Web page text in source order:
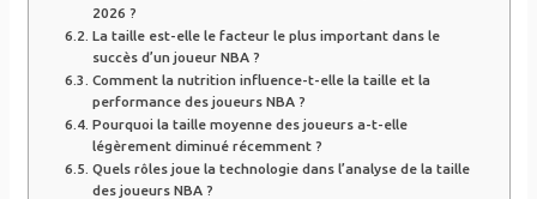
2026 ?
La taille est-elle le facteur le plus important dans le
succès d’un joueur NBA ?
Comment la nutrition influence-t-elle la taille et la
performance des joueurs NBA ?
Pourquoi la taille moyenne des joueurs a-t-elle
légèrement diminué récemment ?
Quels rôles joue la technologie dans l’analyse de la taille
des joueurs NBA ?